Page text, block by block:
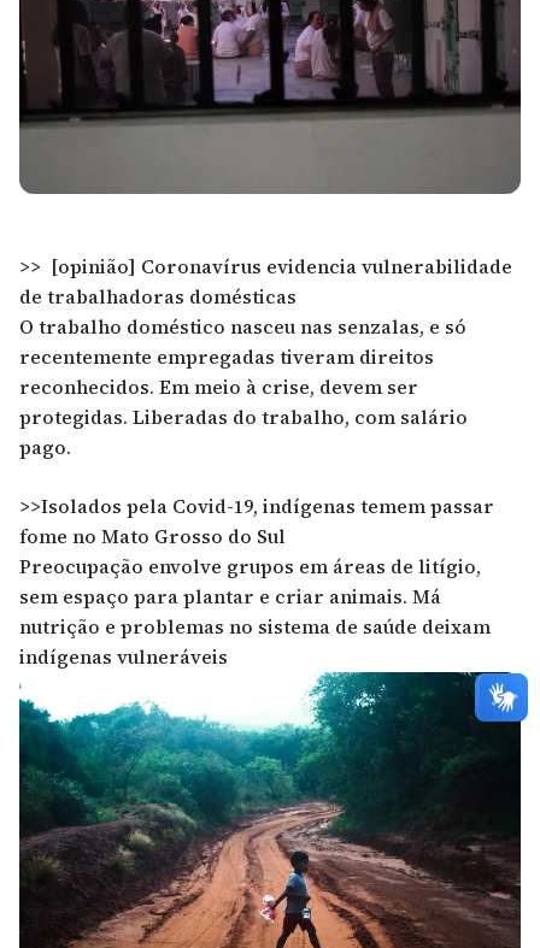
>> [opinião] Coronavírus evidencia vulnerabilidade
de trabalhadoras domésticas
O trabalho doméstico nasceu nas senzalas, e só
recentemente empregadas tiveram direitos
reconhecidos. Em meio à crise, devem ser
protegidas. Liberadas do trabalho, com salário
pago.
>>Isolados pela Covid-19, indígenas temem passar
fome no Mato Grosso do Sul
Preocupação envolve grupos em áreas de litígio,
sem espaço para plantar e criar animais. Má
nutrição e problemas no sistema de saúde deixam
indígenas vulneráveis